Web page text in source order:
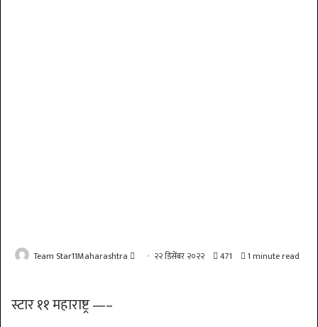
Team Star11Maharashtra
Send २२ डिसेंबर २०२२ 471 1 minute read
स्टार ११ महाराष्ट्र —–